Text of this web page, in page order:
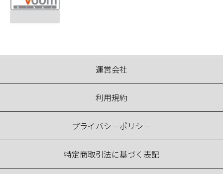
運営会社
利用規約
プライバシーポリシー
特定商取引法に基づく表記